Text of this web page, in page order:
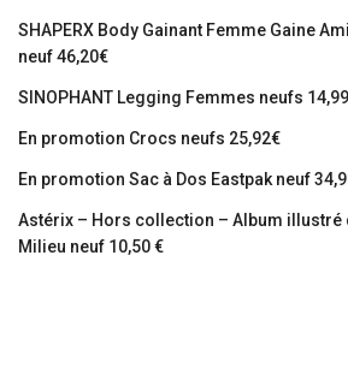
SHAPERX Body Gainant Femme Gaine
neuf 46,20€
SINOPHANT Legging Femmes neufs
En promotion Crocs neufs 25,92€
En promotion Sac à Dos Eastpak neuf
Astérix – Hors collection – Album illustré
Milieu neuf 10,50 €